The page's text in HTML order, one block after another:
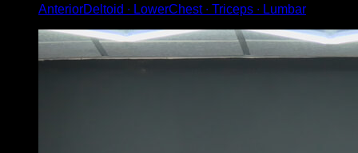
AnteriorDeltoid ∙ LowerChest ∙ Triceps ∙ Lumbar